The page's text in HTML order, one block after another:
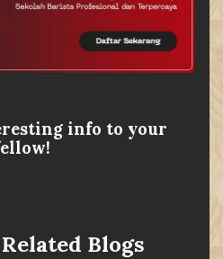
info to your
Blogs